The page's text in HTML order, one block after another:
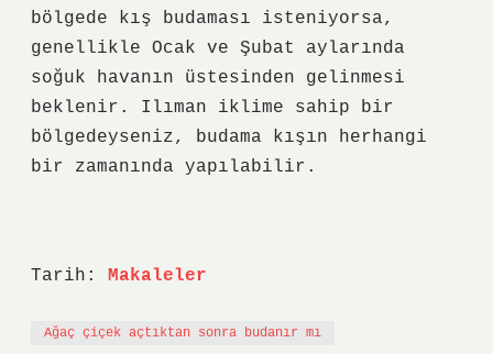
bölgede kış budaması isteniyorsa,
genellikle Ocak ve Şubat aylarında
soğuk havanın üstesinden gelinmesi
beklenir. Ilıman iklime sahip bir
bölgedeyseniz, budama kışın herhangi
bir zamanında yapılabilir.
Tarih: Makaleler
Ağaç çiçek açtıktan sonra budanır mı